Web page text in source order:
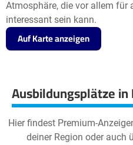
Atmosphäre, die vor allem für
interessant sein kann.
Auf Karte anzeigen
Ausbildungsplätze
Hier findest Premium-
deiner Region oder auch